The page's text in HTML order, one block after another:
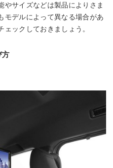
やサイズなどは製品によりさま
モデルによって異なる場合があ
ックしておきましょう。
方